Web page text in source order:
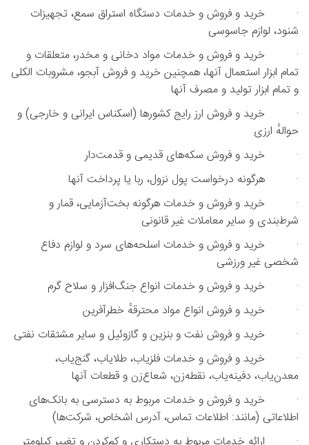
· خرید و فروش و خدمات دستگاه استراق سمع، تجهیزات
شنود، لوازم جاسوسی
· خرید و فروش و خدمات مواد دخانی و مخدر، متعلقات و
تمام ابزار استعمال‌ آنها، همچنین خرید و فروش آبجو، مشروبات الکلی
و تمام ابزار تولید و مصرف آنها
· خرید و فروش ارز رایج کشورها (اسکناس ایرانی و خارجی) و
حوالهٔ ارزی
· خرید و فروش سکه‌های قدیمی و قدمت‌دار
· هرگونه درخواست پول نزول، ربا یا پرداخت آنها
· خرید و فروش و خدمات هرگونه بخت‌آزمایی، قمار و
شرط‌‌بندی و سایر معاملات غیر قانونی
· خرید و فروش و خدمات اسلحه‌های سرد و لوازم دفاع
شخصی غیر ورزشی
· خرید و فروش و خدمات انواع جنگ‌افزار و سلاح گرم
· خرید و فروش انواع مواد محترقهٔ خطرآفرین
· خرید و فروش نفت و بنزین و گازوئیل و سایر مشتقات نفتی
· خرید و فروش و خدمات فلزیاب، طلایاب، گنج‌یاب،
معدن‌یاب، دفینه‌یاب، نقطه‌زن، شعاع‌زن و قطعات آنها
· خرید و فروش و خدمات مربوط به دسترسی به بانک‌های
اطلاعاتی (مانند: اطلاعات تماس، آدرس اشخاص، شرکت‌ها)